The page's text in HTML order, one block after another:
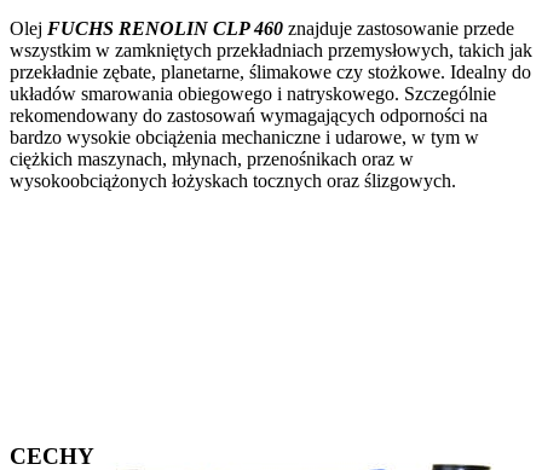
Olej FUCHS RENOLIN CLP 460 znajduje zastosowanie przede
wszystkim w zamkniętych przekładniach przemysłowych, takich jak
przekładnie zębate, planetarne, ślimakowe czy stożkowe. Idealny do
układów smarowania obiegowego i natryskowego. Szczególnie
rekomendowany do zastosowań wymagających odporności na
bardzo wysokie obciążenia mechaniczne i udarowe, w tym w
ciężkich maszynach, młynach, przenośnikach oraz w
wysokoobciążonych łożyskach tocznych oraz ślizgowych.
CECHY